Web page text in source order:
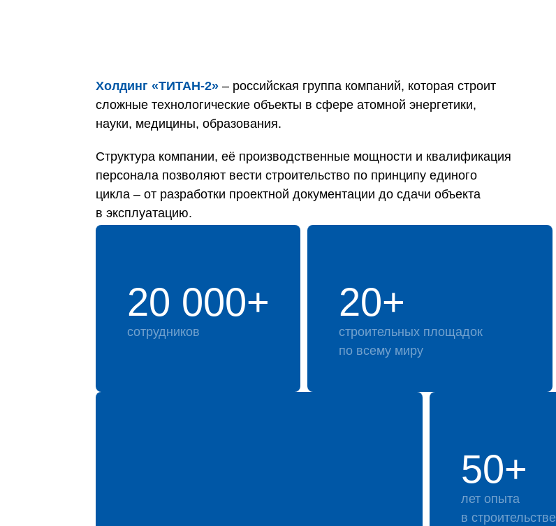
Холдинг «ТИТАН‑2» – российская группа компаний, которая строит
сложные технологические объекты в сфере атомной энергетики,
науки, медицины, образования.
Структура компании, её производственные мощности и квалификация
персонала позволяют вести строительство по принципу единого
цикла – от разработки проектной документации до сдачи объекта
в эксплуатацию.
20 000+
сотрудников
20+
строительных площадок
по всему миру
50+
лет опыта
в строительстве